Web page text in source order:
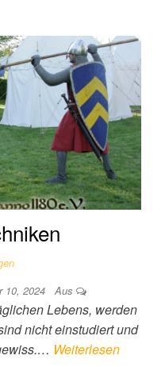
10, 2024 Aus
Lebens, werden
nicht einstudiert und
Weiterlesen